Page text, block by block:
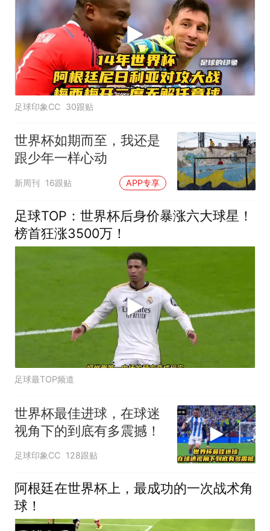
足球印象CC 30跟贴
世界杯如期而至，我还是
跟少年一样心动
新周刊 16跟贴 APP专享
足球TOP：世界杯后身价暴涨六大球星！
榜首狂涨3500万！
足球最TOP频道
世界杯最佳进球，在球迷
视角下的到底有多震撼！
足球印象CC 128跟贴
阿根廷在世界杯上，最成功的一次战术角
球！